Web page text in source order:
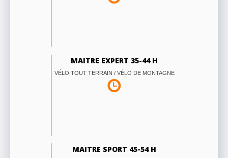
MAITRE EXPERT 35-44 H
VÉLO TOUT TERRAIN / VÉLO DE MONTAGNE
MAITRE SPORT 45-54 H